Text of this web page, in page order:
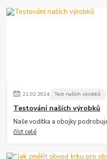
21.02.2024 Test naších výrobků
Testování naších výrobků
Naše vodítka a obojky
číst celé